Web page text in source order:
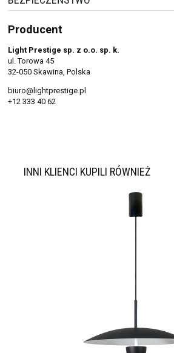
Producent
Light Prestige sp. z o.o. sp. k.
ul. Torowa 45
32-050 Skawina, Polska
biuro@lightprestige.pl
+12 333 40 62
INNI KLIENCI KUPILI RÓWNIEŻ